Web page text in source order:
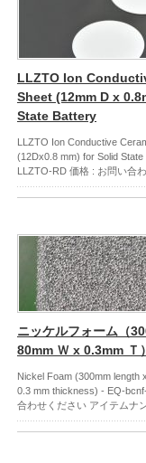
LLZTO Ion
Sheet (12mm D x
State Battery
LLZTO Ion Conductive
(12Dx0.8 mm) for Solid
LLZTO-RD 価格 : お問い合
ニッケルフォーム（
80mm Ｗ x 0.3mm Ｔ）
Nickel Foam (300mm length
0.3 mm thickness) - EQ-
合わせください アイテムナ